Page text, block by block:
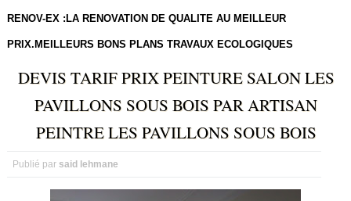
RENOV-EX :LA RENOVATION DE QUALITE AU MEILLEUR
PRIX.MEILLEURS BONS PLANS TRAVAUX ECOLOGIQUES
DEVIS TARIF PRIX PEINTURE SALON LES
PAVILLONS SOUS BOIS PAR ARTISAN
PEINTRE LES PAVILLONS SOUS BOIS
Publié par said lehmane